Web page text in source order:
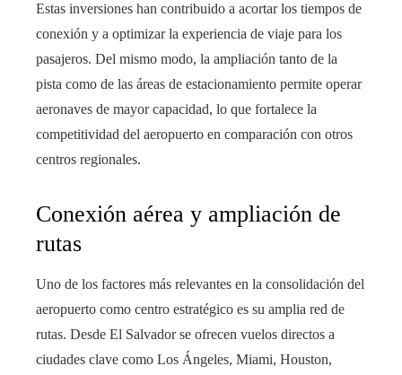
Estas inversiones han contribuido a acortar los tiempos de
conexión y a optimizar la experiencia de viaje para los
pasajeros. Del mismo modo, la ampliación tanto de la
pista como de las áreas de estacionamiento permite operar
aeronaves de mayor capacidad, lo que fortalece la
competitividad del aeropuerto en comparación con otros
centros regionales.
Conexión aérea y ampliación de
rutas
Uno de los factores más relevantes en la consolidación del
aeropuerto como centro estratégico es su amplia red de
rutas. Desde El Salvador se ofrecen vuelos directos a
ciudades clave como Los Ángeles, Miami, Houston,